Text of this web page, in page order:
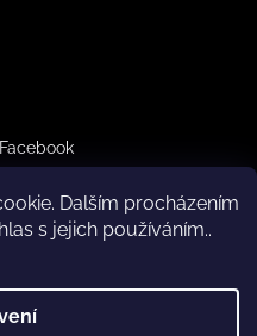
Dalším procházením
s jejich používáním..
Facebook